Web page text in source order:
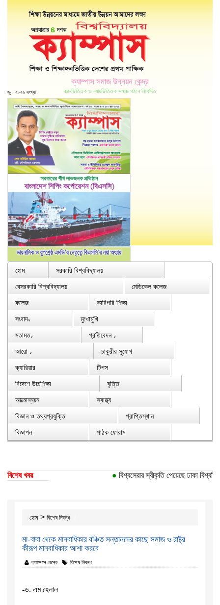
ক্যাম্পাস সমাজ উন্নয়ন কেন্দ্র
জ্ঞানভিত্তিক ও ন্যায়ভিত্তিক সমাজ গঠনে নিবেদিত
জুন, ২০২৬ সংখ্যা
হোম
সরকারি বিশ্ববিদ্যালয়
বেসরকারি বিশ্ববিদ্যালয়
মেডিকেল কলেজ
কলেজ
কারিগরি শিক্ষা
সংবাদ∨
মুখোমুখি
মতামত∨ প্রতিবেদন ∨
আরো ∨
চাকুরীর সুযোগ
ক্যারিয়ার
টিপস
বিদেশে উচ্চশিক্ষা
বৃত্তি
আত্মোন্নয়ন
স্বাস্থ্য
বিজ্ঞান ও তথ্যপ্রযুক্তি
প্রাপ্তিস্থান
বিজ্ঞাপন
পাঠক ফোরাম
বিশেষ খবর বিশ্বসেরার স্বীকৃতি পেয়েছে ঢাকা
হোম > বিশেষ নিবন্ধ
মা-বাবা থেকে মানবাধিকার বঞ্চিত সন্তানদের কাছে সমাজ ও রাষ্ট্র
কীরূপ মানবাধিকার আশা করবে
ক্যাম্পাস ডেস্ক বিশেষ নিবন্ধ
-ড. এম হেলাল